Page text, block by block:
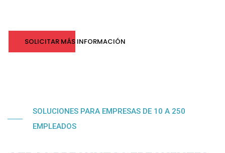
SOLICITAR MÁS INFORMACIÓN
SOLUCIONES PARA EMPRESAS DE 10 A 250
EMPLEADOS